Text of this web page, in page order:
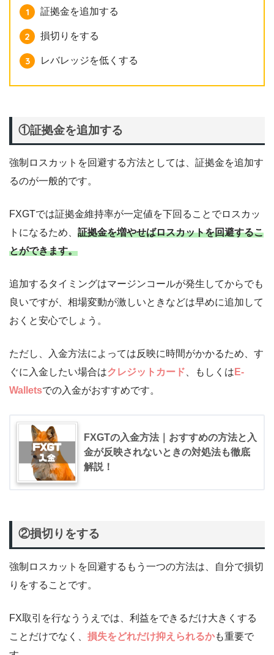
証拠金を追加する
損切りをする
レバレッジを低くする
①証拠金を追加する
強制ロスカットを回避する方法としては、証拠金を追加す
るのが一般的です。
FXGTでは証拠金維持率が一定値を下回ることでロスカッ
トになるため、 証拠金を増やせばロスカットを回避するこ
とができます。
追加するタイミングはマージンコールが発生してからでも
良いですが、相場変動が激しいときなどは早めに追加して
おくと安心でしょう。
ただし、入金方法によっては反映に時間がかかるため、す
ぐに入金したい場合はクレジットカード 、もしくは E-
Walletsでの入金がおすすめです。
FXGTの入金方法｜おすすめの方法と入
金が反映されないときの対処法も徹底
解説！
②損切りをする
強制ロスカットを回避するもう一つの方法は、自分で損切
りをすることです。
FX取引を行なううえでは、利益をできるだけ大きくする
ことだけでなく、 損失をどれだけ抑えられるかも重要で